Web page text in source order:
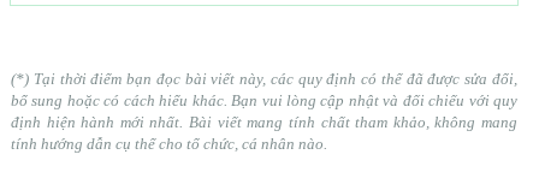
(*) Tại thời điểm bạn đọc bài viết này, các quy định có thể đã được sửa đổi,
bổ sung hoặc có cách hiểu khác. Bạn vui lòng cập nhật và đối chiếu với quy
định hiện hành mới nhất. Bài viết mang tính chất tham khảo, không mang
tính hướng dẫn cụ thể cho tổ chức, cá nhân nào.